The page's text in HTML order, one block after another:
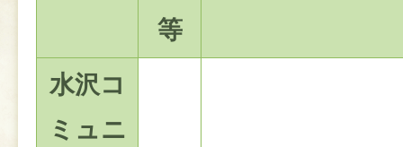
等
水沢コ
ミュニ